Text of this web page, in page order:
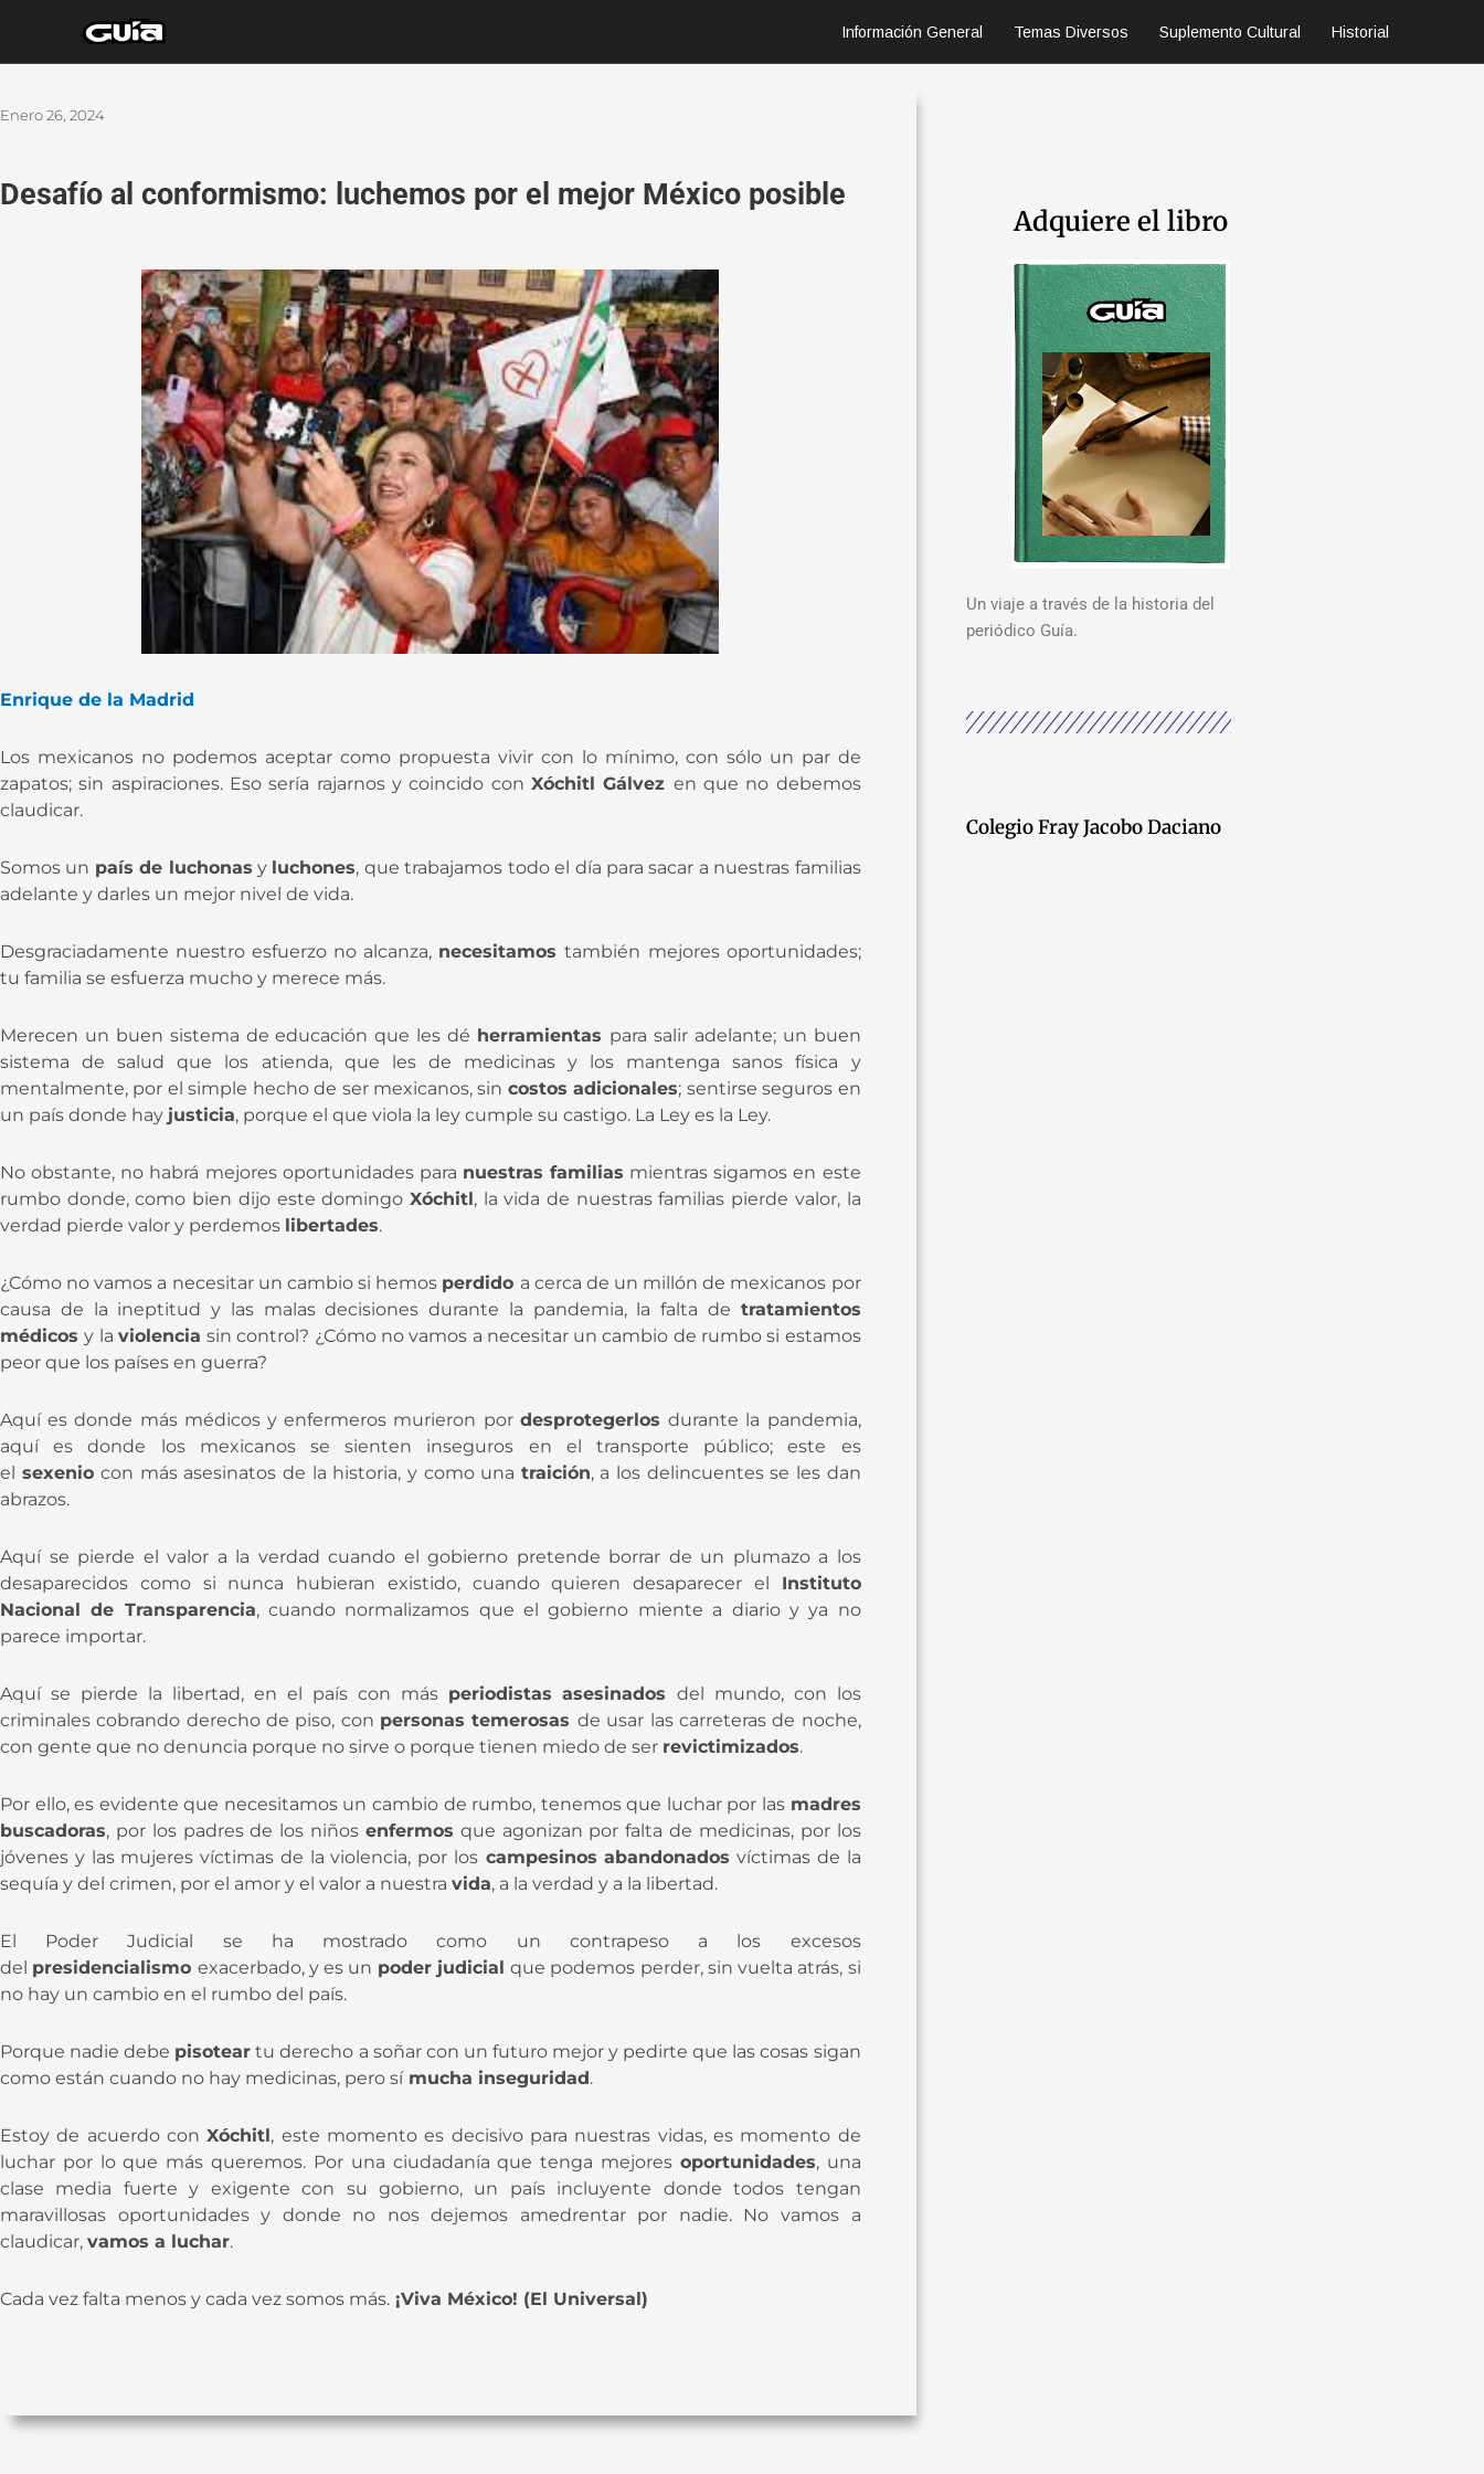
contenido
Información General Temas Diversos Suplemento Cultural Historial
Enero 26, 2024
Desafío al conformismo: luchemos por el mejor México posible
Enrique de la Madrid
Los mexicanos no podemos aceptar como propuesta vivir con lo mínimo, con sólo un par de
zapatos; sin aspiraciones. Eso sería rajarnos y coincido con Xóchitl Gálvez en que no debemos
claudicar.
Somos un país de luchonas y luchones, que trabajamos todo el día para sacar a nuestras familias
adelante y darles un mejor nivel de vida.
Desgraciadamente nuestro esfuerzo no alcanza, necesitamostambién mejores oportunidades;
tu familia se esfuerza mucho y merece más.
Merecen un buen sistema de educación que les dé herramientas para salir adelante; un buen
sistema de salud que los atienda, que les de medicinas y los mantenga sanos física y
mentalmente, por el simple hecho de ser mexicanos, sin costos adicionales; sentirse seguros en
un país donde hay justicia, porque el que viola la ley cumple su castigo. La Ley es la Ley.
No obstante, no habrá mejores oportunidades para nuestras familias mientras sigamos en este
rumbo donde, como bien dijo este domingo Xóchitl, la vida de nuestras familias pierde valor, la
verdad pierde valor y perdemos libertades.
¿Cómo no vamos a necesitar un cambio si hemos perdido a cerca de un millón de mexicanos por
causa de la ineptitud y las malas decisiones durante la pandemia, la falta de tratamientos
médicosy la violenciasin control? ¿Cómo no vamos a necesitar un cambio de rumbo si estamos
peor que los países en guerra?
Aquí es donde más médicos y enfermeros murieron por desprotegerlosdurante la pandemia,
aquí es donde los mexicanos se sienten inseguros en el transporte público; este es
el sexeniocon más asesinatos de la historia, y como una traición, a los delincuentes se les dan
abrazos.
Aquí se pierde el valor a la verdad cuando el gobierno pretende borrar de un plumazo a los
desaparecidos como si nunca hubieran existido, cuando quieren desaparecer el Instituto
Nacional de Transparencia, cuando normalizamos que el gobierno miente a diario y ya no
parece importar.
Aquí se pierde la libertad, en el país con más periodistas asesinados del mundo, con los
criminales cobrando derecho de piso, con personas temerosas de usar las carreteras de noche,
con gente que no denuncia porque no sirve o porque tienen miedo de ser revictimizados.
Por ello, es evidente que necesitamos un cambio de rumbo, tenemos que luchar por las madres
buscadoras, por los padres de los niños enfermos que agonizan por falta de medicinas, por los
jóvenes y las mujeres víctimas de la violencia, por loscampesinos abandonados víctimas de la
sequía y del crimen, por el amor y el valor a nuestra vida, a la verdad y a la libertad.
El Poder Judicial se ha mostrado como un contrapeso a los excesos
del presidencialismo exacerbado, y es un poder judicialque podemos perder, sin vuelta atrás, si
no hay un cambio en el rumbo del país.
Porque nadie debe pisotear tu derecho a soñar con un futuro mejor y pedirte que las cosas sigan
como están cuando no hay medicinas, pero símucha inseguridad.
Estoy de acuerdo conXóchitl, este momento es decisivo para nuestras vidas, es momento de
luchar por lo que más queremos. Por una ciudadanía que tenga mejores oportunidades, una
clase media fuerte y exigente con su gobierno, un país incluyente donde todos tengan
maravillosas oportunidades y donde no nos dejemos amedrentar por nadie. No vamos a
claudicar, vamos a luchar.
Cada vez falta menos y cada vez somos más. ¡Viva México! (El Universal)
Adquiere el libro
Un viaje a través de la historia del
periódico Guía.
Colegio Fray Jacobo Daciano